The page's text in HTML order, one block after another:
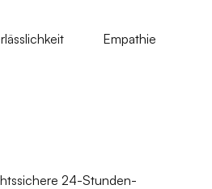
Empathie
24-Stunden-